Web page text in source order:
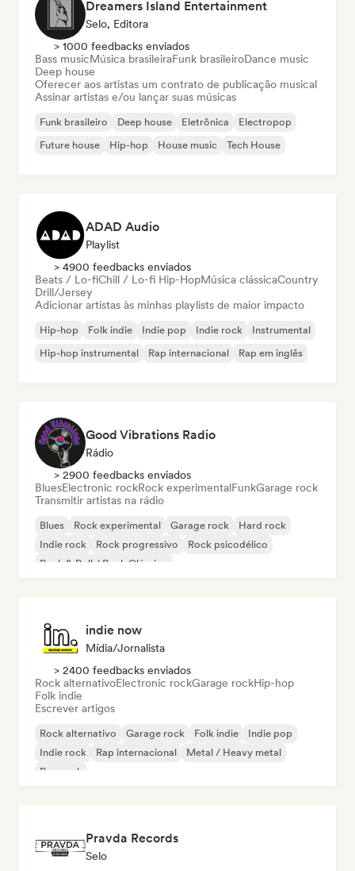
Dreamers Island Entertainment
Selo, Editora
> 1000 feedbacks enviados
Bass musicMúsica brasileiraFunk brasileiroDance music
Deep house
Oferecer aos artistas um contrato de publicação musical
Assinar artistas e/ou lançar suas músicas
Funk brasileiro Deep house Eletrônica
Electropop
Future house
Hip-hop House music Tech House
ADAD Audio
Playlist
> 4900 feedbacks enviados
Beats / Lo-fiChill / Lo-fi Hip-HopMúsica clássicaCountry
Drill/Jersey
Adicionar artistas às minhas playlists de maior impacto
Hip-hop Folk indie Indie pop Indie rock
Instrumental
Hip-hop instrumental
Rap internacional Rap em inglês
Good Vibrations Radio
Rádio
> 2900 feedbacks enviados
BluesElectronic rockRock experimentalFunkGarage rock
Transmitir artistas na rádio
Blues Rock experimental Garage rock
Hard rock
Indie rock
Rock progressivo
Rock psicodélico
Rock & Roll / Rock Clássico
indie now
Mídia/Jornalista
> 2400 feedbacks enviados
Rock alternativoElectronic rockGarage rockHip-hop
Folk indie
Escrever artigos
Rock alternativo Garage rock Folk indie
Indie pop
Indie rock
Rap internacional
Metal / Heavy metal
Pop rock
Pravda Records
Selo